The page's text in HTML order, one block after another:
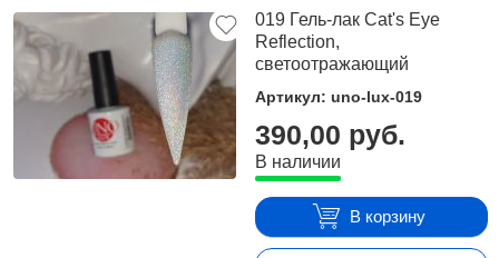
019 Гель-лак Cat's Eye
Reflection,
светоотражающий
Артикул: uno-lux-019
390,00 руб.
В наличии
В корзину